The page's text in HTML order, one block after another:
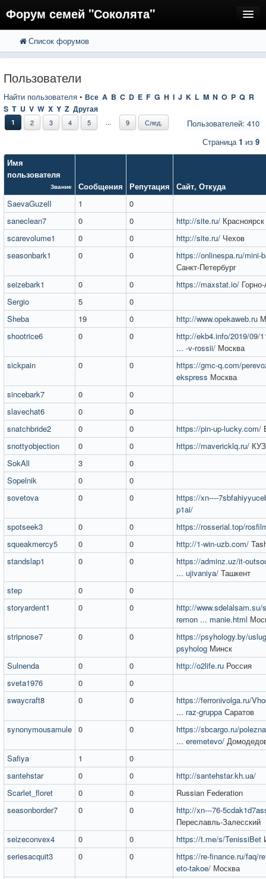
Форум семей "Соколята"
FAQ
Вход
Список форумов
Пользователи
Найти пользователя • Все A B C D E F G H I J K L M N O P Q R
S T U V W X Y Z Другая
Пользователей: 410
1 2 3 4 5 ... 9 След.
Страница1 из 9
Имя
пользователя
Звание Сообщения Репутация Сайт, Откуда
SaevaGuzelI
1
0
saneclean7
0 0 http://site.ru/ Красноярск
scarevolume1
0 0 http://site.ru/ Чехов
seasonbark1
0 0
https://onlinespa.ru/mini-
Санкт-Петербург
seizebark1
0 0 https://maxstat.io/
Sergio
5
0
Sheba
19 0 http://www.opekaweb.ru
shootrice6
0 0
http://ekb4.info/2019/09/
... -v-rossii/ Москва
sickpain
0 0
https://gmc-q.com/
ekspress Москва
sincebark7
0
0
slavechat6
0
0
snatchbride2
0 0 https://pin-up-lucky.com/
snottyobjection
0 0 https://mavericklq.ru/
SokAll
3
0
Sopelnik
0
0
sovetova
0 0
https://xn----
p1ai/
spotseek3
0 0
https://rosserial.top/
squeakmercy5
0 0 http://1-win-uzb.com/
standslap1
0 0
https://adminz.uz/it-
... ujivaniya/ Ташкент
step
0
0
storyardent1
0 0
http://www.sdelalsam.su/
remon ... manie.html
stripnose7
0 0
https://psyhology.by/
psyholog Минск
Sulnenda
0 0 http://o2life.ru Россия
sveta1976
0
0
swaycraft8
0 0
https://ferronivolga.ru/
... raz-gruppa Саратов
synonymousamule 0 0
https://sbcargo.ru/
... eremetevo/
Safiya
1
0
santehstar
0 0
http://santehstar.kh.ua/
Scarlet_floret
0 0
Russian Federation
seasonborder7
0 0
http://xn---76-
Переславль-Залесский
seizeconvex4
0 0 https://t.me/s/TenissiBet
seriesacquit3
0 0
https://re-finance.ru/faq/
eto-takoe/ Москва